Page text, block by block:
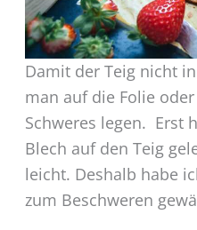
Damit der Teig nicht
man auf die Folie
Schweres legen. Erst
Blech auf den Teig
leicht. Deshalb habe
zum Beschweren